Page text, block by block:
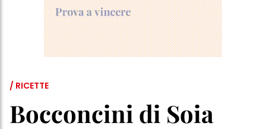
/ RICETTE
Bocconcini di Soia